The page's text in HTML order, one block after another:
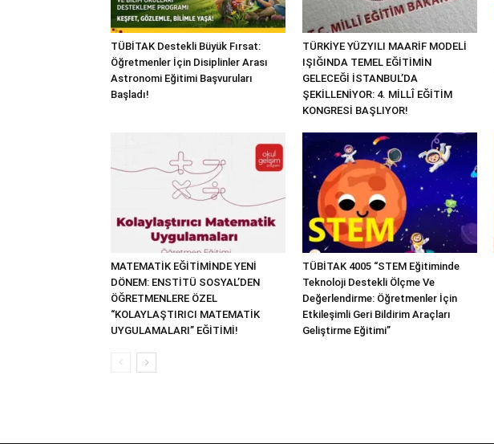
TÜBİTAK Destekli Büyük Fırsat:
Öğretmenler İçin Disiplinler Arası
Astronomi Eğitimi Başvuruları
Başladı!
TÜRKİYE YÜZYILI MAARİF MODELİ
IŞIĞINDA TEMEL EĞİTİMİN
GELECEĞİ İSTANBUL’DA
ŞEKİLLENİYOR: 4. MİLLÎ EĞİTİM
KONGRESİ BAŞLIYOR!
MATEMATİK EĞİTİMİNDE YENİ
DÖNEM: ENSTİTÜ SOSYAL’DEN
ÖĞRETMENLERE ÖZEL
“KOLAYLAŞTIRICI MATEMATİK
UYGULAMALARI” EĞİTİMİ!
TÜBİTAK 4005 “STEM Eğitiminde
Teknoloji Destekli Ölçme Ve
Değerlendirme: Öğretmenler İçin
Etkileşimli Geri Bildirim Araçları
Geliştirme Eğitimi”